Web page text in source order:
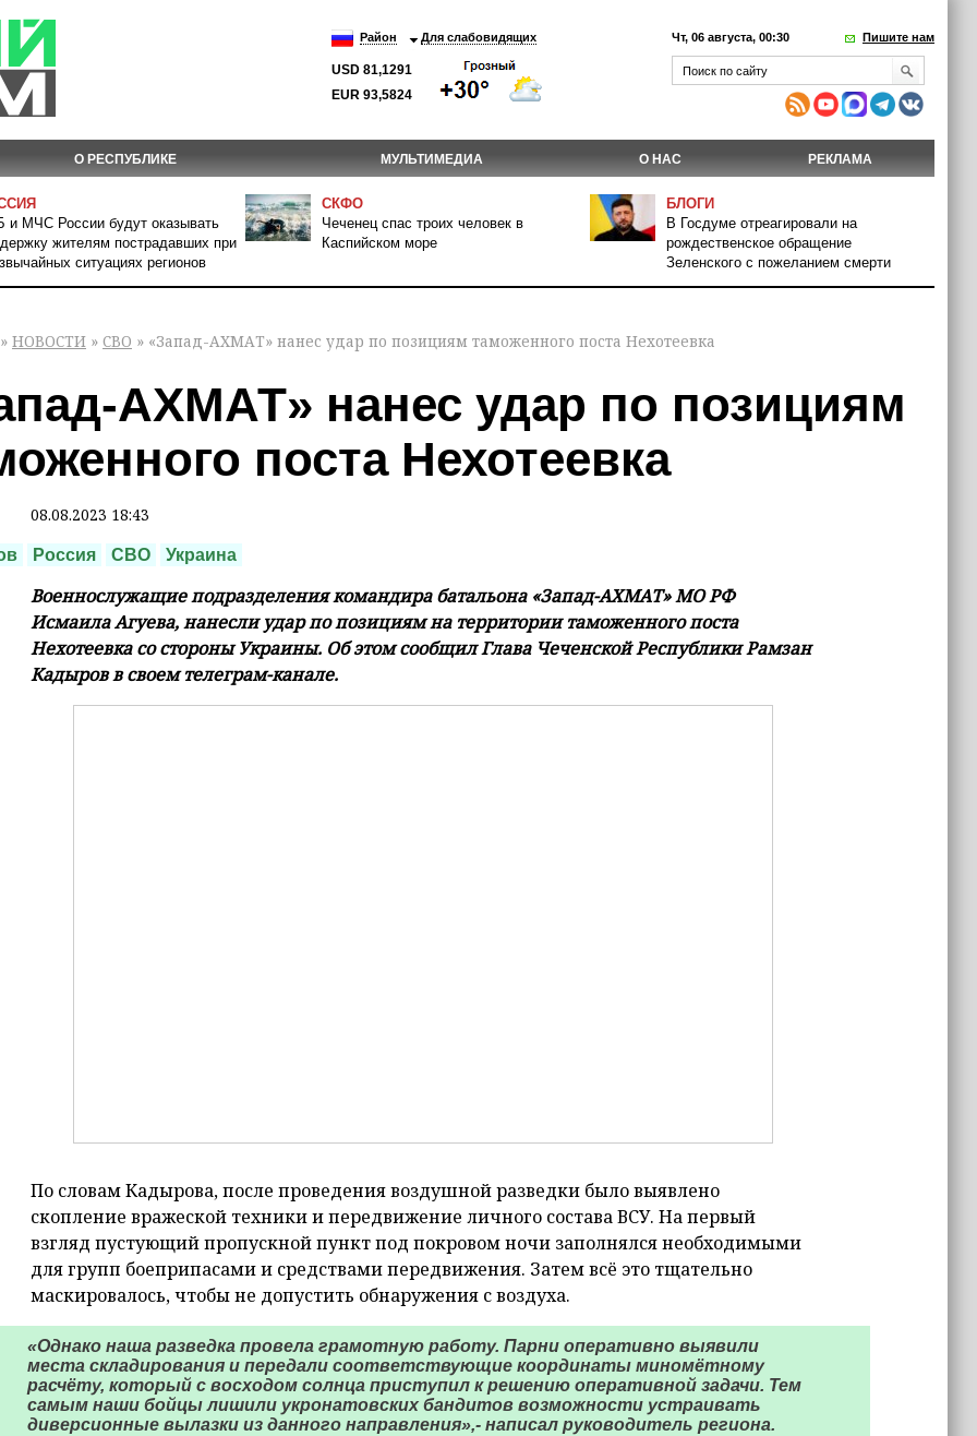
Район Для слабовидящих
USD 81,1291
EUR 93,5824
Чт, 06 августа, 00:30 Пишите нам
О РЕСПУБЛИКЕ МУЛЬТИМЕДИА О НАС РЕКЛАМА
и МЧС России будут оказывать
жителям пострадавших при
ситуациях регионов
СКФО
Чеченец спас троих человек в
Каспийском море
БЛОГИ
В Госдуме отреагировали на
рождественское обращение
Зеленского с пожеланием смерти
» НОВОСТИ » СВО » «Запад-АХМАТ» нанес удар по позициям таможенного поста Нехотеевка
АХМАТ» нанес удар по позициям
поста Нехотеевка
08.08.2023 18:43
Россия СВО Украина
Военнослужащие подразделения командира батальона «Запад-АХМАТ» МО РФ
Исмаила Агуева, нанесли удар по позициям на территории таможенного поста
Нехотеевка со стороны Украины. Об этом сообщил Глава Чеченской Республики Рамзан
Кадыров в своем телеграм-канале.
По словам Кадырова, после проведения воздушной разведки было выявлено
скопление вражеской техники и передвижение личного состава ВСУ. На первый
взгляд пустующий пропускной пункт под покровом ночи заполнялся необходимыми
для групп боеприпасами и средствами передвижения. Затем всё это тщательно
маскировалось, чтобы не допустить обнаружения с воздуха.
«Однако наша разведка провела грамотную работу. Парни оперативно выявили
места складирования и передали соответствующие координаты миномётному
расчёту, который с восходом солнца приступил к решению оперативной задачи. Тем
самым наши бойцы лишили укронатовских бандитов возможности устраивать
диверсионные вылазки из данного направления»,- написал руководитель региона.